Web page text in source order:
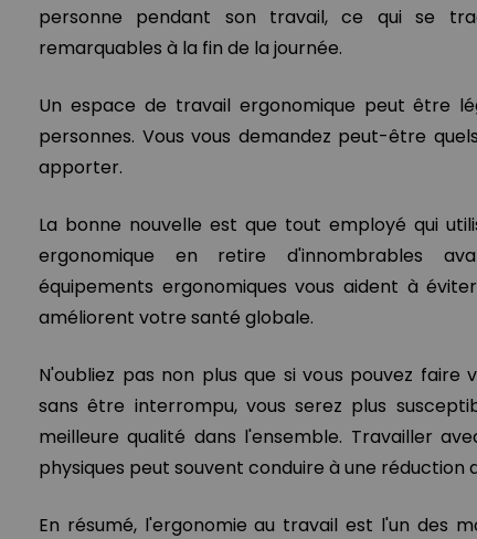
personne pendant son travail, ce qui se
remarquables à la fin de la journée.
Un espace de travail ergonomique peut être
personnes. Vous vous demandez peut-être
apporter.
La bonne nouvelle est que tout employé qui
ergonomique en retire d'innombrables
équipements ergonomiques vous aident à
améliorent votre santé globale.
N'oubliez pas non plus que si vous pouvez
sans être interrompu, vous serez plus
meilleure qualité dans l'ensemble. Travailler
physiques peut souvent conduire à une réduction
En résumé, l'ergonomie au travail est l'un des